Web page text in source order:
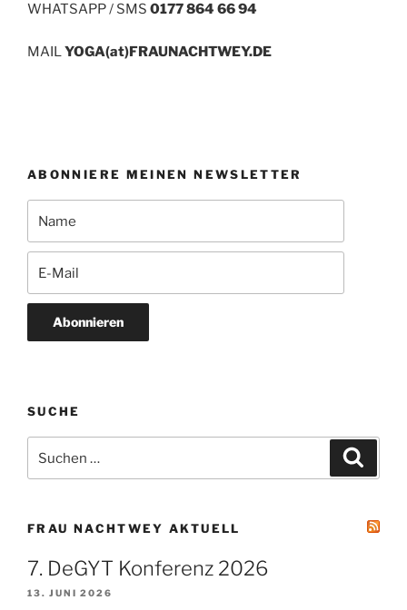
WHATSAPP / SMS 0177 864 66 94
MAILYOGA(at)FRAUNACHTWEY.DE
ABONNIERE MEINEN NEWSLETTER
Abonnieren
SUCHE
nach:
FRAU NACHTWEY AKTUELL
7. DeGYT Konferenz 2026
13. JUNI 2026